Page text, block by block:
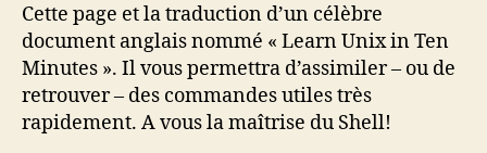
Cette page et la traduction d’un célèbre
document anglais nommé « Learn Unix in Ten
Minutes ». Il vous permettra d’assimiler – ou de
retrouver – des commandes utiles très
rapidement. A vous la maîtrise du Shell!